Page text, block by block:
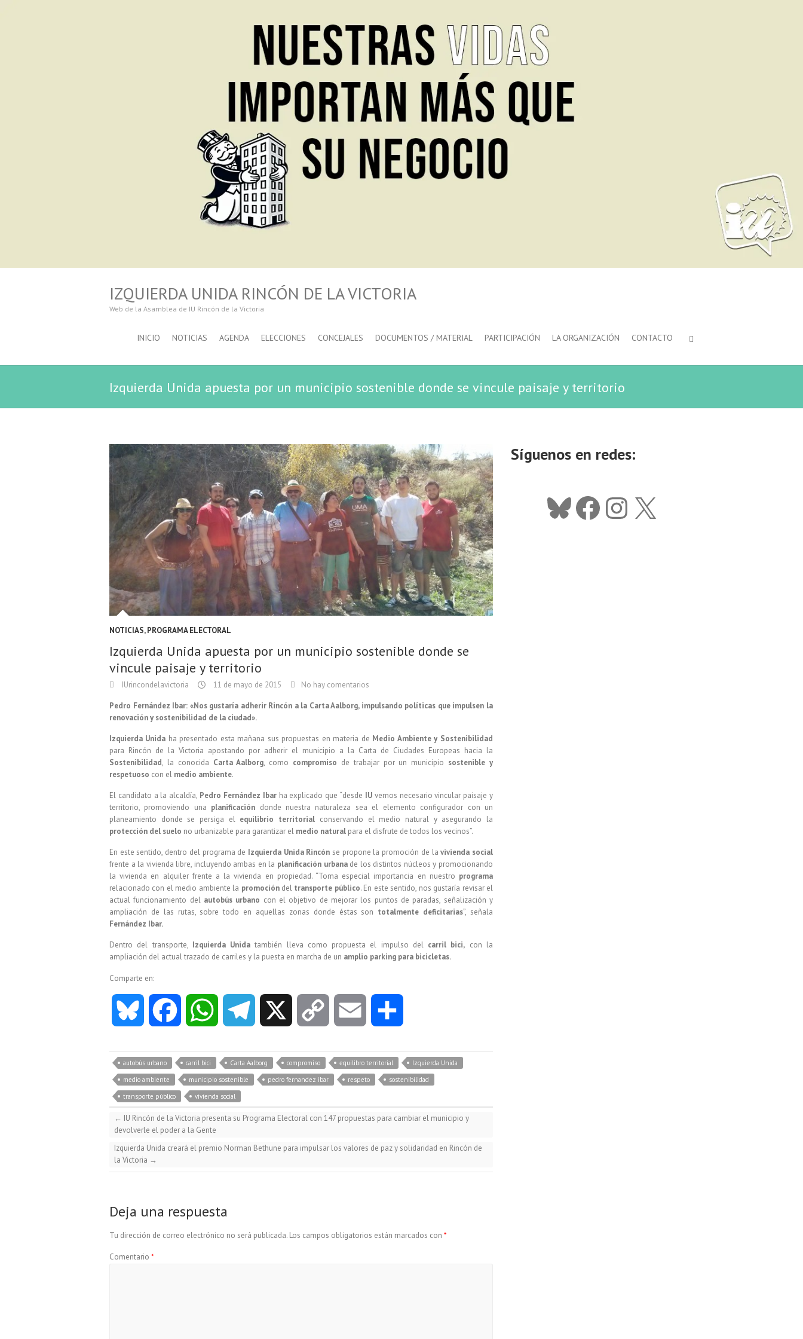
IZQUIERDA UNIDA RINCÓN DE LA VICTORIA
Web de la Asamblea de IU Rincón de la Victoria
INICIO NOTICIAS AGENDA ELECCIONES CONCEJALES DOCUMENTOS / MATERIAL PARTICIPACIÓN LA ORGANIZACIÓN CONTACTO
Izquierda Unida apuesta por un municipio sostenible donde se vincule paisaje y territorio
NOTICIAS,PROGRAMA ELECTORAL
Izquierda Unida apuesta por un municipio sostenible donde se
vincule paisaje y territorio
IUrincondelavictoria 11 de mayo de 2015 No hay comentarios
Pedro Fernández Ibar: «Nos gustaría adherir Rincón a la Carta Aalborg, impulsando políticas que impulsen la
renovación y sostenibilidad de la ciudad».
Izquierda Unida ha presentado esta mañana sus propuestas en materia de Medio Ambiente y Sostenibilidad
para Rincón de la Victoria apostando por adherir el municipio a la Carta de Ciudades Europeas hacia la
Sostenibilidad, la conocida Carta Aalborg, como compromiso de trabajar por un municipio sostenible y
respetuoso con el medio ambiente.
El candidato a la alcaldía, Pedro Fernández Ibarha explicado que “desde IUvemos necesario vincular paisaje y
territorio, promoviendo una planificación donde nuestra naturaleza sea el elemento configurador con un
planeamiento donde se persiga el equilibrio territorial conservando el medio natural y asegurando la
protección del suelo no urbanizable para garantizar el medio natural para el disfrute de todos los vecinos”.
En este sentido, dentro del programa de Izquierda Unida Rincón se propone la promoción de lavivienda social
frente a la vivienda libre, incluyendo ambas en la planificación urbanade los distintos núcleos y promocionando
la vivienda en alquiler frente a la vivienda en propiedad. “Toma especial importancia en nuestro programa
relacionado con el medio ambiente la promocióndel transporte público. En este sentido, nos gustaría revisar el
actual funcionamiento delautobús urbano con el objetivo de mejorar los puntos de paradas, señalización y
ampliación de las rutas, sobre todo en aquellas zonas donde éstas son totalmente deficitarias”, señala
Fernández Ibar.
Dentro del transporte, Izquierda Unida también lleva como propuesta el impulso delcarril bici, con la
ampliación del actual trazado de carriles y la puesta en marcha de un amplio parking para bicicletas.
Comparte en:
u
e
k
c
e
o
k
a
t
A
p
e
r
m
p
y
i
k
a
i
m
p
r
i
autobús urbano carril bici Carta Aalborg compromiso equilibro territorial
Izquierda Unida
medio ambiente
municipio sostenible pedro fernandez ibar respeto
sostenibilidad
transporte público
vivienda social
← IU Rincón de la Victoria presenta su Programa Electoral con 147 propuestas para cambiar el municipio y
devolverle el poder a la Gente
Izquierda Unida creará el premio Norman Bethune para impulsar los valores de paz y solidaridad en Rincón de
la Victoria →
Deja una respuesta
Tu dirección de correo electrónico no será publicada. Los campos obligatorios están marcados con *
Comentario *
Síguenos en redes:
Bluesky
Facebook
Instagram
X